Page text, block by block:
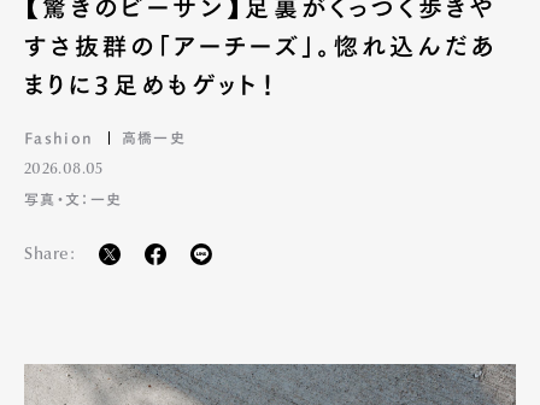
【驚きのビーサン】足裏がくっつく歩きや
すさ抜群の「アーチーズ」。惚れ込んだあ
まりに3足めもゲット！
Fashion 高橋一史
2026.08.05
写真・文：一史
Share: